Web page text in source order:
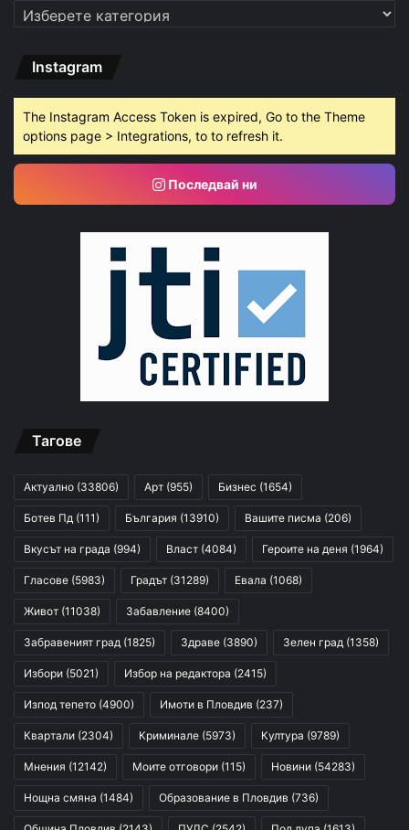
Категории
Instagram
The Instagram Access Token is expired, Go to the Theme
options page > Integrations, to to refresh it.
Последвай ни
Тагове
Актуално (33806) Арт (955) Бизнес (1654)
Ботев Пд (111) България (13910) Вашите писма (206)
Вкусът на града (994) Власт (4084) Героите на деня (1964)
Гласове (5983) Градът (31289) Евала (1068)
Живот (11038) Забавление (8400)
Забравеният град (1825) Здраве (3890) Зелен град (1358)
Избори (5021) Избор на редактора (2415)
Изпод тепето (4900) Имоти в Пловдив (237)
Квартали (2304) Криминале (5973) Култура (9789)
Мнения (12142) Моите отговори (115) Новини (54283)
Нощна смяна (1484) Образование в Пловдив (736)